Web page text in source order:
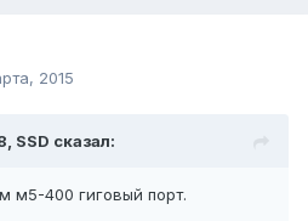
2015
SSD сказал:
м5-400 гиговый порт.